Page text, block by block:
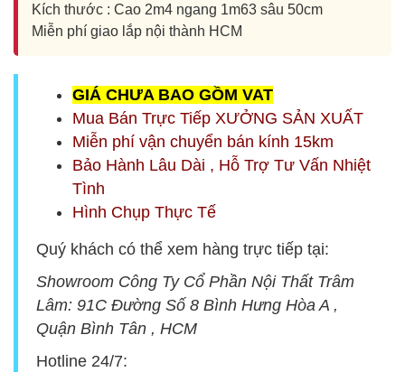
Kích thước : Cao 2m4 ngang 1m63 sâu 50cm
Miễn phí giao lắp nội thành HCM
GIÁ CHƯA BAO GỒM VAT
Mua Bán Trực Tiếp XƯỞNG SẢN XUẤT
Miễn phí vận chuyển bán kính 15km
Bảo Hành Lâu Dài , Hỗ Trợ Tư Vấn Nhiệt
Tình
Hình Chụp Thực Tế
Quý khách có thể xem hàng trực tiếp tại:
Showroom Công Ty Cổ Phần Nội Thất Trâm
Lâm: 91C Đường Số 8 Bình Hưng Hòa A ,
Quận Bình Tân , HCM
Hotline 24/7: